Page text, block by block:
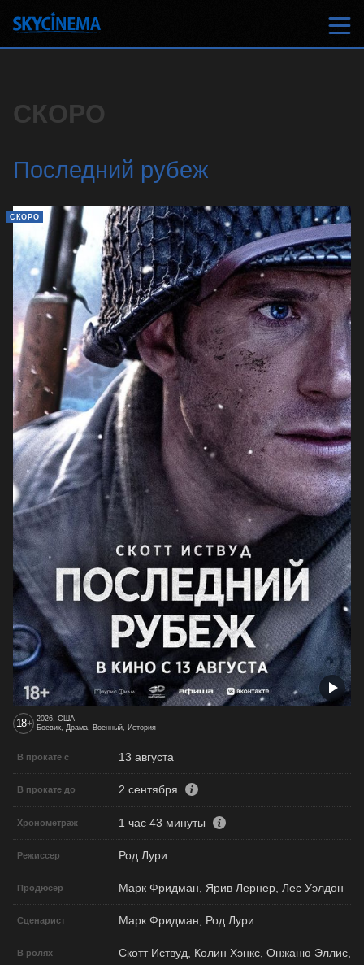
СКОРО
Последний рубеж
СКОРО
18+ 2026, США
Боевик, Драма, Военный, История
В прокате с 13 августа
В прокате до 2 сентября
Хронометраж 1 час 43 минуты
Режиссер Род Лури
Продюсер Марк Фридман, Ярив Лернер, Лес Уэлдон
Сценарист Марк Фридман, Род Лури
В ролях
Скотт Иствуд, Колин Хэнкс, Онжаню Эллис,